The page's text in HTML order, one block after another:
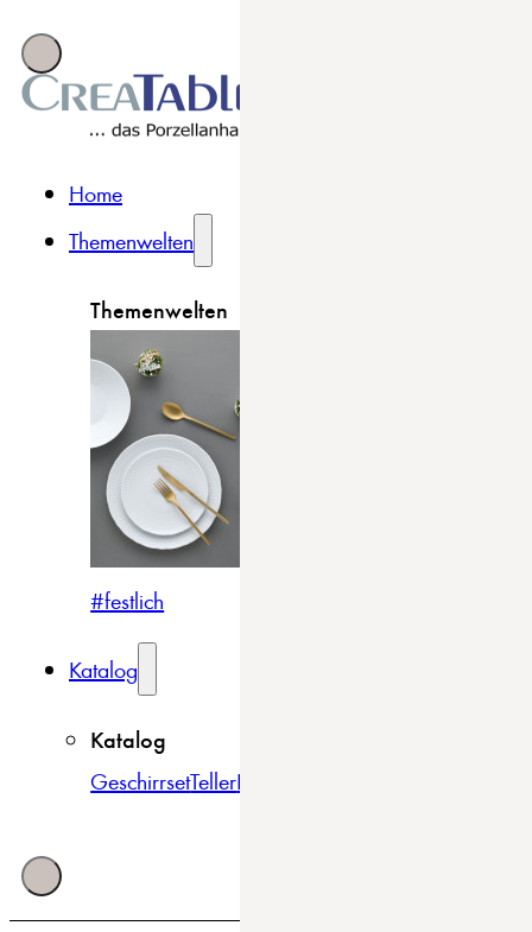
Home
Themenwelten
Themenwelten
#festlich
Katalog
Katalog
GeschirrsetTellerBowls & Schüsseln